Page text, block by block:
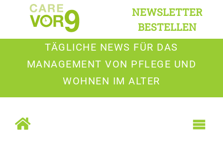
NEWSLETTER
BESTELLEN
TÄGLICHE NEWS FÜR DAS
MANAGEMENT VON PFLEGE UND
WOHNEN IM ALTER